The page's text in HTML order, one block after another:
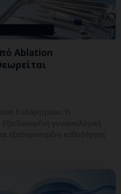
Ablation
Ενδομητρίου: Τι
γυναικολογική
εξατομικευμένη καθοδήγηση